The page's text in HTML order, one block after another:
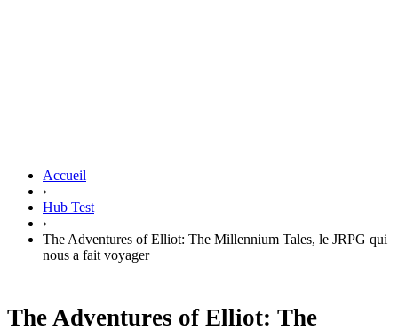
Accueil
›
Hub Test
›
The Adventures of Elliot: The Millennium Tales, le JRPG qui
nous a fait voyager
The Adventures of Elliot: The